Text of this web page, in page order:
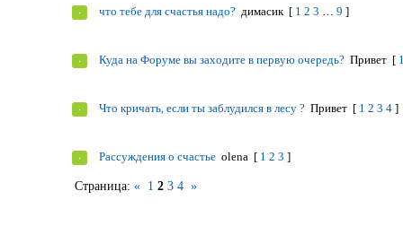
что тебе для счастья надо? димасик [ 1 2 3 … 9 ]
Куда на Форуме вы заходите в первую очередь? Привет [
Что кричать, если ты заблудился в лесу ? Привет [ 1 2 3 4 ]
Рассуждения о счастье olena [ 1 2 3 ]
Страница: « 1 2 3 4 »